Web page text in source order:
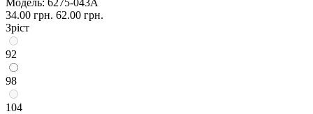
34.00 грн. 62.00 грн.
Зріст
92
98
104